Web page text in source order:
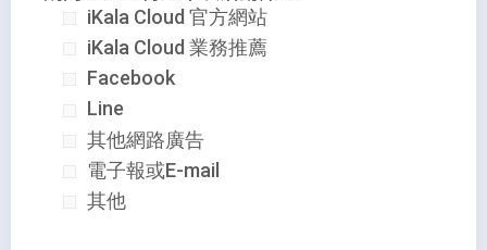
iKala Cloud 官方網站
iKala Cloud 業務推薦
Facebook
Line
其他網路廣告
電子報或E-mail
其他